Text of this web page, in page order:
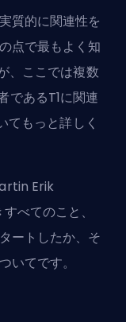
質的に関連性を
点で最もよく知
、ここでは複数
あるT1に関連
もっと詳しく
Erik
べてのこと、
ートしたか、そ
いてです。